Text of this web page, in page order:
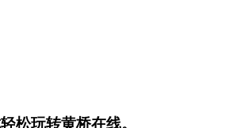
松玩转黄桥在线。